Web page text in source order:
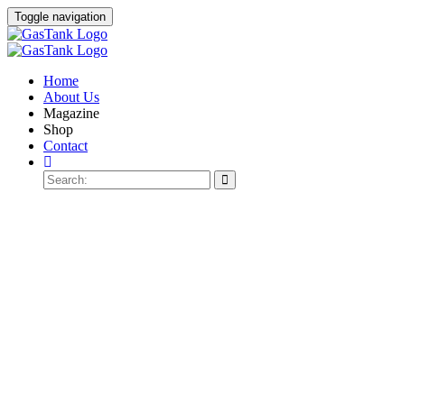
Toggle navigation
Home
About Us
Magazine
Shop
Contact